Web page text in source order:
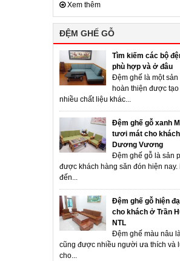
Xem thêm
ĐỆM GHẾ GỖ
Tìm kiếm các bộ
phù hợp và ở đâu
Đệm ghế là một sản
hoàn thiện được
nhiều chất liệu khác...
Đệm ghế gỗ xanh
tươi mát cho
Dương Vương
Đệm ghế gỗ là sản
được khách hàng săn đón hiện nay.
đến...
Đệm ghế gỗ hiện
cho khách ở Trần
NTL
Đệm ghế màu nâu
cũng được nhiều người ưa thích và
cho...